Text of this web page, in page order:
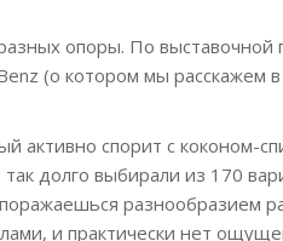
опоры. По
(о котором мы расскажем
активно спорит с коконом-
долго выбирали из 170
разнообразием
и практически нет